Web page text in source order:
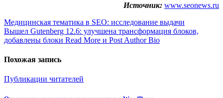
Источник: www.seonews.ru
Навигация
по
Медицинская тематика в SEO: исследование выдачи
Вышел Gutenberg 12.6: улучшена трансформация блоков,
добавлены блоки Read More и Post Author Bio
Похожая запись
Публикации читателей